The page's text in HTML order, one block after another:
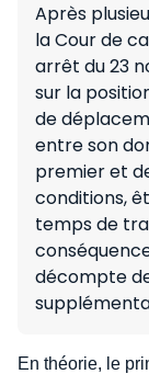
Après
la Cour de
arrêt du 23
sur la
de
entre son
premier et
conditions,
temps de
décompte
En théorie, le